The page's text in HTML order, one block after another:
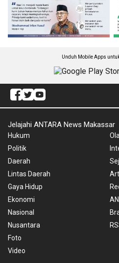
Unduh Mobile Apps
Jelajahi ANTARA News Makassar
Hukum
Politik
Daerah
Lintas Daerah
Gaya Hidup
Ekonomi
Nasional
Nusantara
Foto
Video